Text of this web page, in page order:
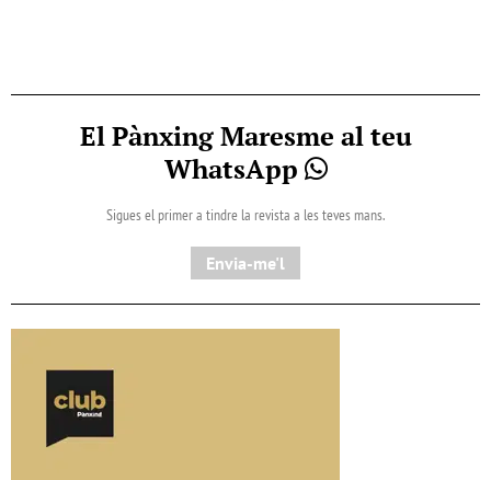
El Pànxing Maresme al teu
WhatsApp
Sigues el primer a tindre la revista a les teves mans.
Envia-me'l